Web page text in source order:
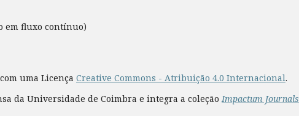
em fluxo contínuo)
uma Licença Creative Commons - Atribuição 4.0 Internacional.
da Universidade de Coimbra e integra a coleçãoImpactum Journals